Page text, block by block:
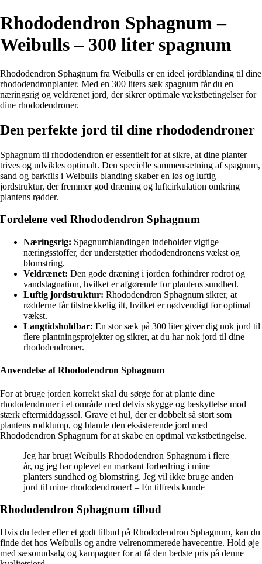
Rhododendron Sphagnum –
Weibulls – 300 liter spagnum
Rhododendron Sphagnum fra Weibulls er en ideel jordblanding til dine
rhododendronplanter. Med en 300 liters sæk spagnum får du en
næringsrig og veldrænet jord, der sikrer optimale vækstbetingelser for
dine rhododendroner.
Den perfekte jord til dine rhododendroner
Sphagnum til rhododendron er essentielt for at sikre, at dine planter
trives og udvikles optimalt. Den specielle sammensætning af spagnum,
sand og barkflis i Weibulls blanding skaber en løs og luftig
jordstruktur, der fremmer god dræning og luftcirkulation omkring
plantens rødder.
Fordelene ved Rhododendron Sphagnum
Næringsrig: Spagnumblandingen indeholder vigtige
næringsstoffer, der understøtter rhododendronens vækst og
blomstring.
Veldrænet: Den gode dræning i jorden forhindrer rodrot og
vandstagnation, hvilket er afgørende for plantens sundhed.
Luftig jordstruktur: Rhododendron Sphagnum sikrer, at
rødderne får tilstrækkelig ilt, hvilket er nødvendigt for optimal
vækst.
Langtidsholdbar: En stor sæk på 300 liter giver dig nok jord til
flere plantningsprojekter og sikrer, at du har nok jord til dine
rhododendroner.
Anvendelse af Rhododendron Sphagnum
For at bruge jorden korrekt skal du sørge for at plante dine
rhododendroner i et område med delvis skygge og beskyttelse mod
stærk eftermiddagssol. Grave et hul, der er dobbelt så stort som
plantens rodklump, og blande den eksisterende jord med
Rhododendron Sphagnum for at skabe en optimal vækstbetingelse.
Jeg har brugt Weibulls Rhododendron Sphagnum i flere
år, og jeg har oplevet en markant forbedring i mine
planters sundhed og blomstring. Jeg vil ikke bruge anden
jord til mine rhododendroner! – En tilfreds kunde
Rhododendron Sphagnum tilbud
Hvis du leder efter et godt tilbud på Rhododendron Sphagnum, kan du
finde det hos Weibulls og andre velrenommerede havecentre. Hold øje
med sæsonudsalg og kampagner for at få den bedste pris på denne